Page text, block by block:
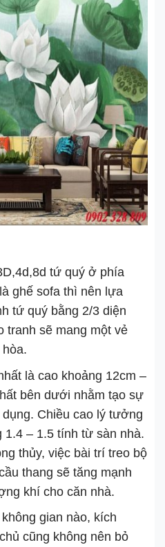
tứ quý ở phía
ghế sofa thì nên lựa
tứ quý bằng 2/3 diện
tranh sẽ mang một vẻ
là cao khoảng 12cm –
bên dưới nhằm tạo sự
Chiều cao lý tưởng
1.4 – 1.5 tính từ sàn nhà.
thủy, việc bài trí treo bộ
thang sẽ tăng mạnh
khí cho căn nhà.
gian nào, kích
cũng không nên bỏ